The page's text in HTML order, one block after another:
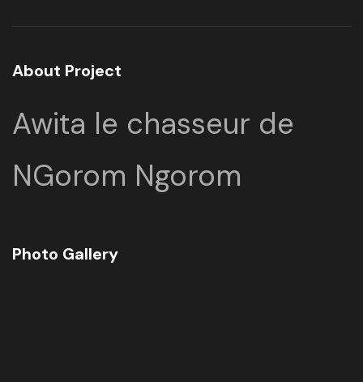
About Project
Awita le chasseur de
NGorom Ngorom
Photo Gallery